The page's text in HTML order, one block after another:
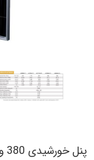
پنل خورشیدی 380 وات مونوکریستال برند AE SOLAR